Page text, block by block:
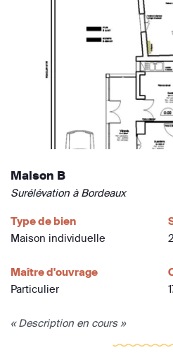
Maison B
Surélévation à Bordeaux
Type de bien
Maison individuelle
Maître d'ouvrage
Particulier
« Description en cours »